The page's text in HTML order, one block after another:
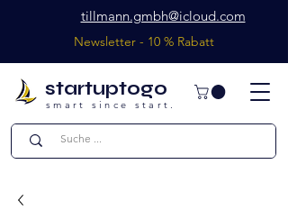
startuptogo
smart since start.
tillmann.gmbh@icloud.com
Newsletter - 10 % Rabatt